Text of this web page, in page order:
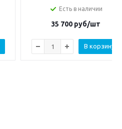
Есть в наличии
35 700 руб/шт
В корзину